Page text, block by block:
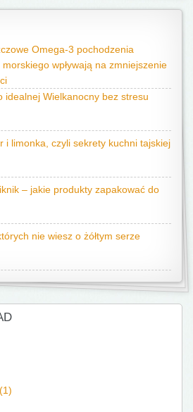
Omega-3 pochodzenia
wpływają na zmniejszenie
idealnej Wielkanocny bez stresu
i limonka, czyli sekrety kuchni tajskiej
– jakie produkty zapakować do
nie wiesz o żółtym serze